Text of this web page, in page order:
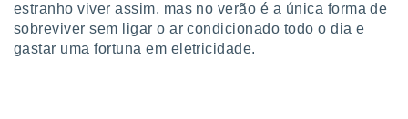
estranho viver assim, mas no verão é a única forma de
sobreviver sem ligar o ar condicionado todo o dia e
gastar uma fortuna em eletricidade.